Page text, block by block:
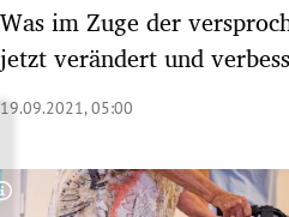
Untermenü
Was im Zuge der
jetzt verändert und
19.09.2021, 05:00
Copyright-Hinweis öffnen/schließen